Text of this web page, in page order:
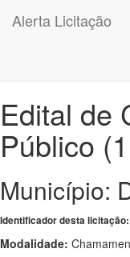
Alerta Licitação
Edital de
Público
Município:
Identificador desta licitação:
Modalidade: